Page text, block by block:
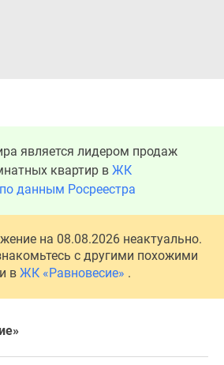
является лидером продаж
квартир в ЖК
данным Росреестра
на 08.08.2026 неактуально.
с другими похожими
в ЖК «Равновесие» .